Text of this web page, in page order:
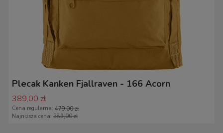
Plecak Kanken Fjallraven - 166 Acorn
389,00 zł
Cena regularna: 479,00 zł
Najniższa cena: 389,00 zł